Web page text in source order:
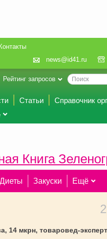
Контакты
news@id41.ru
Рейтинг запросов
Статьи
Справочник
Книга
Диеты Закуски Ещё
14 мкрн, товаровед-эксперт